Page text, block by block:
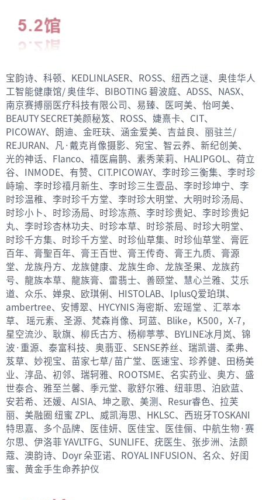
宝韵诗、科顿、KEDLINLASER、ROSS、纽西之谜、奥佳华人
工智能健康馆/ 奥佳华、BIBOTING 碧波庭、ADSS、NASX、
南京赛搏丽医疗科技有限公司、易臻、医呵美、怡呵美、
BEAUTY SECRET美颜秘笈、ROSS、婕熹卡、CIT、
PICOWAY、朗迪、金旺玞、涵金爱美、吉益良、丽驻兰/
REJURAN、凡·戴克肖像摄影、宛宝、智云养、新纪创美、
光的神话、Flanco、禧医扁鹊、素秀茉莉、HALIPGOL、荷立
谷、INMODE、有赞、CIT.PICOWAY、李时珍三衡集、李时珍
峙瑜、李时珍禧月新生、李时珍三生壹品、李时珍坤宁、李
时珍温稚、李时珍千方堂、李时珍大明堂、大明时珍汤局、
时珍小卜、时珍汤局、时珍冻燕、李时珍贵妃、李时珍贵妃
丸、李时珍杏林功夫、时珍本草、时珍茶局、时珍大明堂、
时珍千方集、时珍千方堂、时珍仙草集、时珍仙草堂、膏匠
百年、膏聖百年、膏王百世、膏王传奇、膏王九质、膏源
堂、龙族丹方、龙族健康、龙族生命、龙族圣果、龙族药
号、龍族本草、龍族膏、雷翡士、善颐堂、慧心兰雅、艾乐
道、众乐、婵泉、欧琪俐、HISTOLAB、IplusQ爱珀琪、
ambertree、安博翠、HYCYNIS 海密斯、宏瑶堂 、汇萃本
草、 瑶元素、圣源、梵森肖像、珂蓝、Blike，K500，X-7，
星空流沙、耿旗、柳氏古方、杨柳葶葶、BYLINE冰月岚、锦
波·重源、泰富科技、奥翡亚、SENSE养丝、瑞凯谱、柔弗、
芨草、妙视宝、苗家七草/ 苗广堂、医速宝、珍养健、田杨美
业、淳品、初邻、瑞轲雅、ROOTSME、名实药业、奥方、盛
世泰合、雅至兰馨、季元堂、歌舒尔雅、纽菲思、泊欧蓝、
安若希、还媛、AISIA、坤之歌、美测、Resur睿色、拉芙
丽、美融圈 纽蜜 ZPL、威凯海思、HKLSC、西班牙TOSKANI
特思嘉、多个品牌、医佳妍、医佳宝、医佳俪、中航生物·赛
尔思、伊洛菲 YAVLTFG、SUNLIFE、疣医生、张步洲、法颜
蔻、澳韵诗、Doyr 朵亚诺、ROYAL INFUSION、名众、好闺
蜜、黄金手生命养护仪